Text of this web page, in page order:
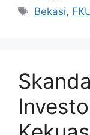
Tag
Bekasi,